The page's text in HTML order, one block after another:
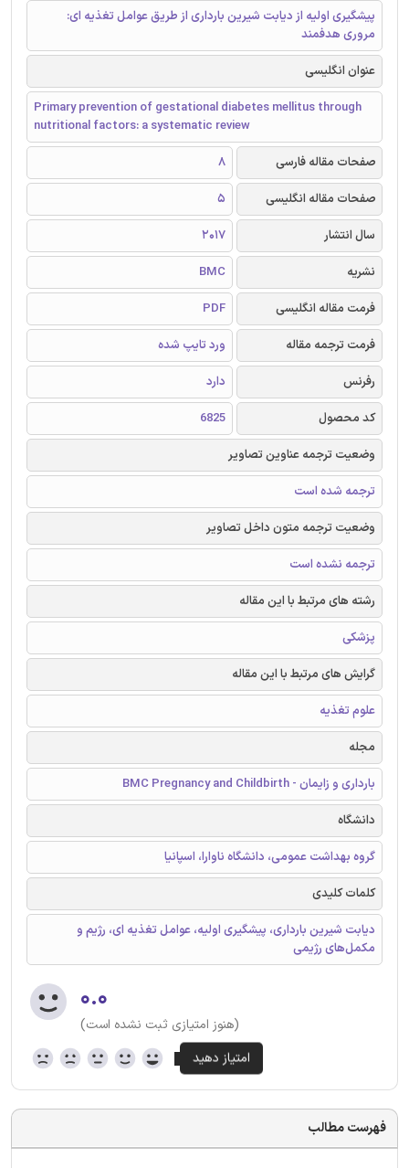
پیشگیری اولیه از دیابت شیرین بارداری از طریق عوامل تغذیه ای:
مروری هدفمند
عنوان انگلیسی
Primary prevention of gestational diabetes mellitus through
nutritional factors: a systematic review
صفحات مقاله فارسی
8
صفحات مقاله انگلیسی
5
سال انتشار
2017
نشریه
BMC
فرمت مقاله انگلیسی
PDF
فرمت ترجمه مقاله
ورد تایپ شده
رفرنس
دارد
کد محصول
6825
وضعیت ترجمه عناوین تصاویر
ترجمه شده است
وضعیت ترجمه متون داخل تصاویر
ترجمه نشده است
رشته های مرتبط با این مقاله
پزشکی
گرایش های مرتبط با این مقاله
علوم تغذیه
مجله
بارداری و زایمان - BMC Pregnancy and Childbirth
دانشگاه
گروه بهداشت عمومی، دانشگاه ناوارا، اسپانیا
کلمات کلیدی
دیابت شیرین بارداری، پیشگیری اولیه، عوامل تغذیه ای، رژیم و
مکمل‌های رژیمی
۰.۰
(هنوز امتیازی ثبت نشده است)
فهرست مطالب